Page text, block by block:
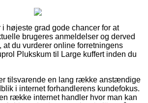
højeste grad gode chancer for at
brugeres anmeldelser og derved
du vurderer online forretningens
Plukskum til Large kuffert inden du
tilsvarende en lang række anstændige
i internet forhandlerens kundefokus.
række internet handler hvor man kan